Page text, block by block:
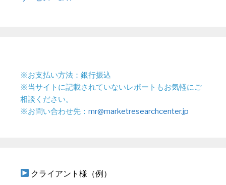
※お支払い方法：銀行振込
※当サイトに記載されていないレポートもお気軽にご
相談ください。
※お問い合わせ先： mr@marketresearchcenter.jp
クライアント様（例）